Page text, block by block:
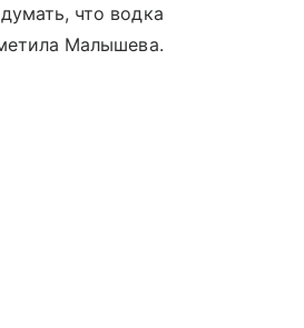
что водка
Малышева.